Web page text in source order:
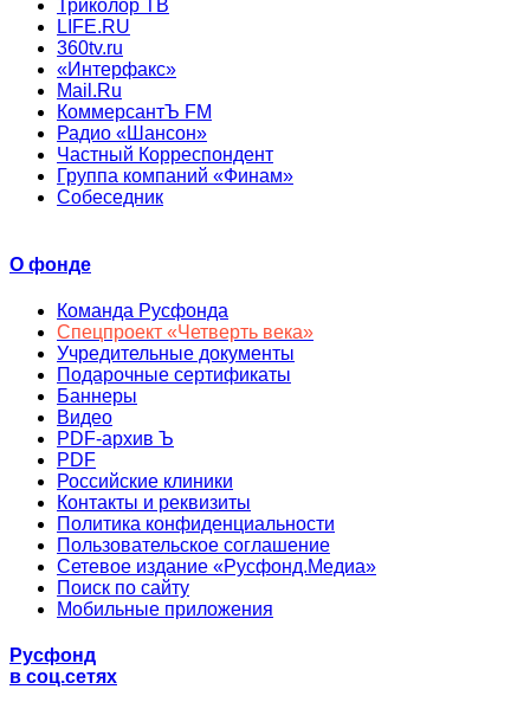
Триколор ТВ
LIFE.RU
360tv.ru
«Интерфакс»
Mail.Ru
КоммерсантЪ FM
Радио «Шансон»
Частный Корреспондент
Группа компаний «Финам»
Собеседник
О фонде
Команда Русфонда
Спецпроект «Четверть века»
Учредительные документы
Подарочные сертификаты
Баннеры
Видео
PDF-архив Ъ
PDF
Российские клиники
Контакты и реквизиты
Политика конфиденциальности
Пользовательское соглашение
Сетевое издание «Русфонд.Медиа»
Поиск по сайту
Мобильные приложения
Русфонд
в соц.сетях